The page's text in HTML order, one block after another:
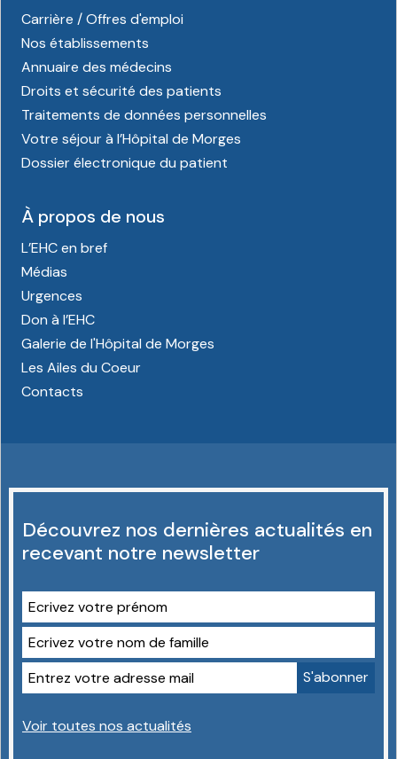
Carrière / Offres d'emploi
Nos établissements
Annuaire des médecins
Droits et sécurité des patients
Traitements de données personnelles
Votre séjour à l’Hôpital de Morges
Dossier électronique du patient
À propos de nous
L’EHC en bref
Médias
Urgences
Don à l’EHC
Galerie de l'Hôpital de Morges
Les Ailes du Coeur
Contacts
Découvrez nos dernières actualités en
recevant notre newsletter
Voir toutes nos actualités